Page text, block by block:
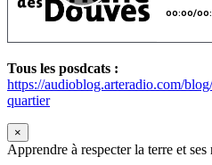
Tous les posdcats :
https://audioblog.arteradio.com/
quartier
×
Apprendre à respecter la terre et